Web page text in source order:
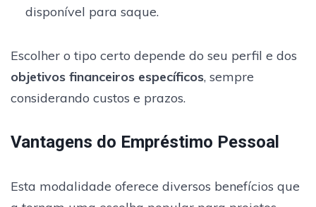
disponível para saque.
Escolher o tipo certo depende do seu perfil e dos
objetivos financeiros específicos, sempre
considerando custos e prazos.
Vantagens do Empréstimo Pessoal
Esta modalidade oferece diversos benefícios que